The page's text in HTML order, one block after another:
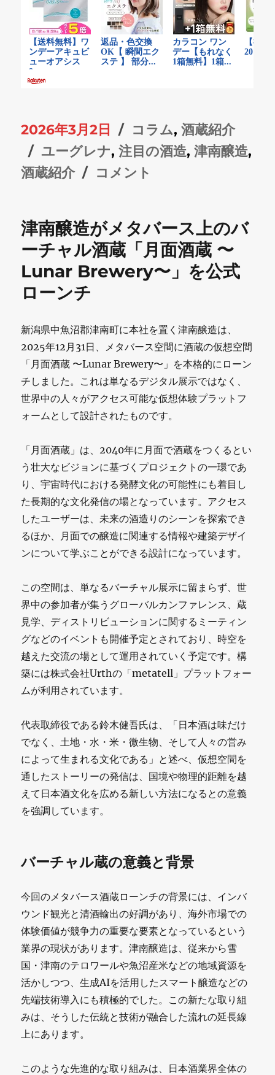
投
稿
日:
2026年3月2日
カ
テ
ゴ
コラム,酒蔵紹介
タ
グ
ユーグレナ,注目の酒造,津南醸造,
酒蔵紹介
雪
描
い
た
来
～
≪
津
南
造
≫
が
描
く
次
世
代
の
日
本
酒
化
に
コメント
津南醸造がメタバース上のバ
ーチャル酒蔵「月面酒蔵 〜
Lunar Brewery〜」を公式
ローンチ
新潟県中魚沼郡津南町に本社を置く津南醸造は、
2025年12月31日、メタバース空間に酒蔵の仮想空間
「月面酒蔵 〜Lunar Brewery〜」を本格的にローン
チしました。これは単なるデジタル展示ではなく、
世界中の人々がアクセス可能な仮想体験プラットフ
ォームとして設計されたものです。
「月面酒蔵」は、2040年に月面で酒蔵をつくるとい
う壮大なビジョンに基づくプロジェクトの一環であ
り、宇宙時代における発酵文化の可能性にも着目し
た長期的な文化発信の場となっています。アクセス
したユーザーは、未来の酒造りのシーンを探索でき
るほか、月面での醸造に関連する情報や建築デザイ
ンについて学ぶことができる設計になっています。
この空間は、単なるバーチャル展示に留まらず、世
界中の参加者が集うグローバルカンファレンス、蔵
見学、ディストリビューションに関するミーティン
グなどのイベントも開催予定とされており、時空を
越えた交流の場として運用されていく予定です。構
築には株式会社Urthの「metatell」プラットフォー
ムが利用されています。
代表取締役である鈴木健吾氏は、「日本酒は味だけ
でなく、土地・水・米・微生物、そして人々の営み
によって生まれる文化である」と述べ、仮想空間を
通したストーリーの発信は、国境や物理的距離を越
えて日本酒文化を広める新しい方法になるとの意義
を強調しています。
バーチャル蔵の意義と背景
今回のメタバース酒蔵ローンチの背景には、インバ
ウンド観光と清酒輸出の好調があり、海外市場での
体験価値が競争力の重要な要素となっているという
業界の現状があります。津南醸造は、従来から雪
国・津南のテロワールや魚沼産米などの地域資源を
活かしつつ、生成AIを活用したスマート醸造などの
先端技術導入にも積極的でした。この新たな取り組
みは、そうした伝統と技術が融合した流れの延長線
上にあります。
このような先進的な取り組みは、日本酒業界全体の